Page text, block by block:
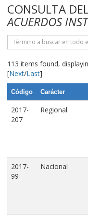
CONSULTA
ACUERDOS
113 items found,
[Next/Last]
Código Carácter
2017-
207
Regional
2017-
99
Nacional